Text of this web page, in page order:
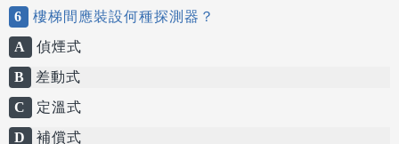
6
樓梯間應裝設何種探測器？
A
偵煙式
B
差動式
C
定溫式
D
補償式